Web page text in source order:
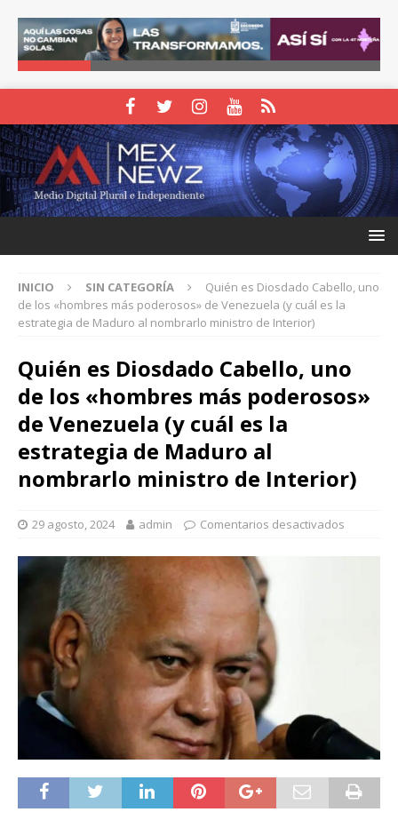
INICIO SIN CATEGORÍA
Quién es Diosdado Cabello, uno
de los «hombres más poderosos» de Venezuela (y cuál es la
estrategia de Maduro al nombrarlo ministro de Interior)
Quién es Diosdado Cabello, uno
de los «hombres más poderosos»
de Venezuela (y cuál es la
estrategia de Maduro al
nombrarlo ministro de Interior)
29 agosto, 2024 admin Comentarios desactivados